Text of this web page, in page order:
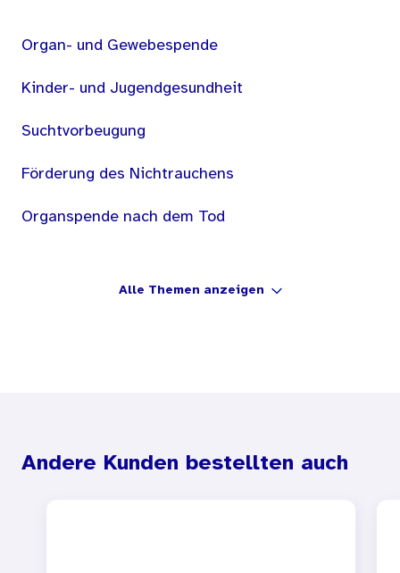
Organ- und Gewebespende
Kinder- und Jugendgesundheit
Suchtvorbeugung
Förderung des Nichtrauchens
Organspende nach dem Tod
Alle Themen anzeigen
Andere Kunden bestellten auch